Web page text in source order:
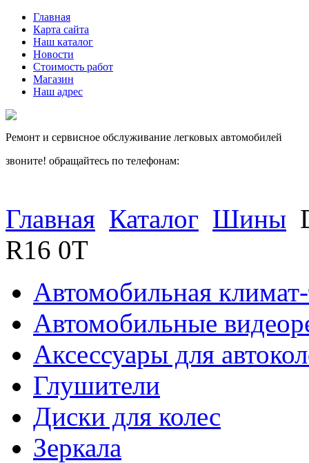
Главная
Карта сайта
Наш каталог
Новости
Стоимость работ
Магазин
Наш адрес
Ремонт и сервисное обслуживание легковых автомобилей
звоните! обращайтесь по телефонам:
Главная Каталог Шины
R16 0T
Автомобильная
Автомобильные
Аксессуары для
Глушители
Диски для колес
Зеркала